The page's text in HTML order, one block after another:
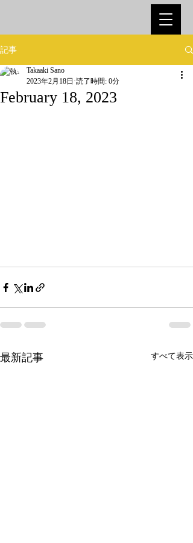
記事
February 18, 2023
Takaaki Sano
2023年2月18日 読了時間: 0分
最新記事 すべて表示